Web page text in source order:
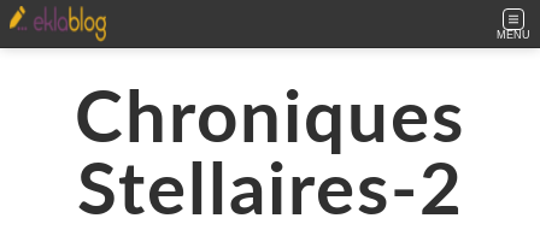
MENU
Chroniques
Stellaires-2